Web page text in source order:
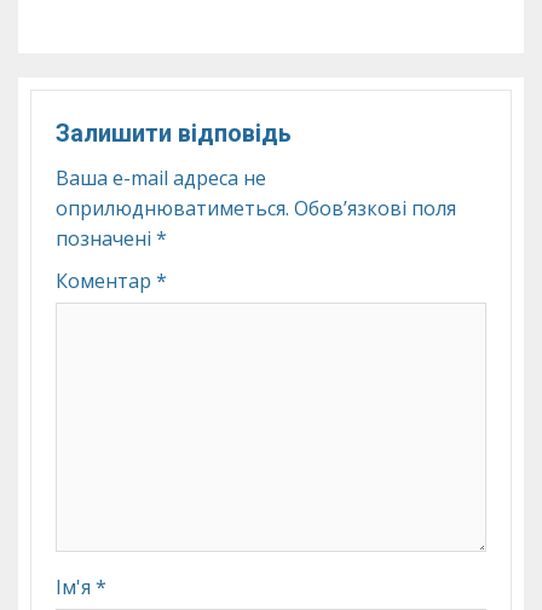
Залишити відповідь
Ваша e-mail адреса не
оприлюднюватиметься. Обов’язкові поля
позначені *
Коментар *
Ім'я *